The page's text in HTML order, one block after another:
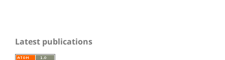
Latest publications